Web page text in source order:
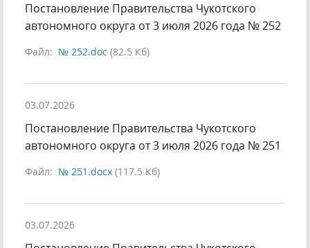
Постановление Правительства Чукотского
автономного округа от 3 июля 2026 года № 252
Файл: № 252.doc (82.5 Кб)
03.07.2026
Постановление Правительства Чукотского
автономного округа от 3 июля 2026 года № 251
Файл: № 251.docx (117.5 Кб)
03.07.2026